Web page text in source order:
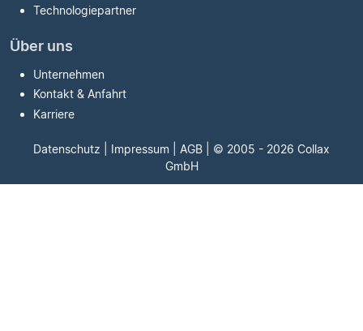
Technologiepartner
Über uns
Unternehmen
Kontakt & Anfahrt
Karriere
Datenschutz Impressum AGB | © 2005 - 2026 Collax
GmbH